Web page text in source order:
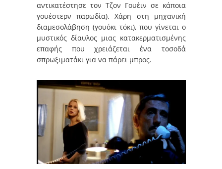
αντικατέστησε τον Τζον Γουέιν σε κάποια
γουέστερν παρωδία). Χάρη στη μηχανική
διαμεσολάβηση (γουόκι τόκι), που γίνεται ο
μυστικός δίαυλος μιας κατακερματισμένης
επαφής που χρειάζεται ένα τοσοδά
σπρωξιματάκι για να πάρει μπρος.